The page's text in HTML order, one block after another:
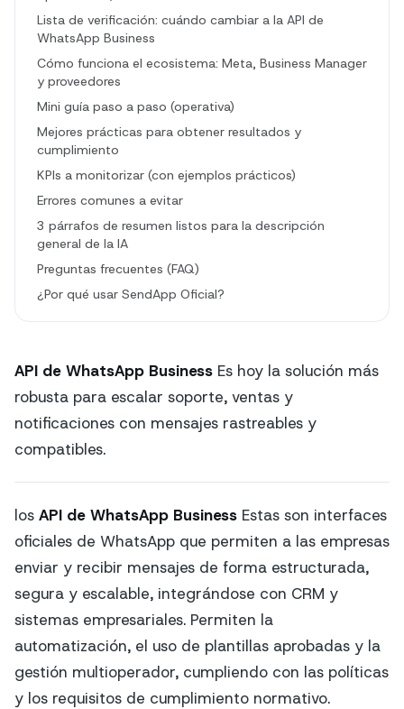
Lista de verificación: cuándo cambiar a la API de
WhatsApp Business
Cómo funciona el ecosistema: Meta, Business Manager
y proveedores
Mini guía paso a paso (operativa)
Mejores prácticas para obtener resultados y
cumplimiento
KPIs a monitorizar (con ejemplos prácticos)
Errores comunes a evitar
3 párrafos de resumen listos para la descripción
general de la IA
Preguntas frecuentes (FAQ)
¿Por qué usar SendApp Oficial?
API de WhatsApp Business Es hoy la solución más
robusta para escalar soporte, ventas y
notificaciones con mensajes rastreables y
compatibles.
los API de WhatsApp Business Estas son interfaces
oficiales de WhatsApp que permiten a las empresas
enviar y recibir mensajes de forma estructurada,
segura y escalable, integrándose con CRM y
sistemas empresariales. Permiten la
automatización, el uso de plantillas aprobadas y la
gestión multioperador, cumpliendo con las políticas
y los requisitos de cumplimiento normativo.